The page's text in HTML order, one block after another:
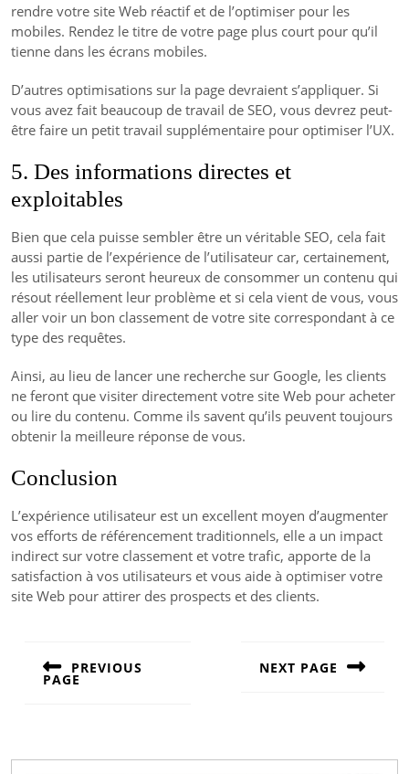
rendre votre site Web réactif et de l’optimiser pour les
mobiles. Rendez le titre de votre page plus court pour qu’il
tienne dans les écrans mobiles.
D’autres optimisations sur la page devraient s’appliquer. Si
vous avez fait beaucoup de travail de SEO, vous devrez peut-
être faire un petit travail supplémentaire pour optimiser l’UX.
5. Des informations directes et
exploitables
Bien que cela puisse sembler être un véritable SEO, cela fait
aussi partie de l’expérience de l’utilisateur car, certainement,
les utilisateurs seront heureux de consommer un contenu qui
résout réellement leur problème et si cela vient de vous, vous
aller voir un bon classement de votre site correspondant à ce
type des requêtes.
Ainsi, au lieu de lancer une recherche sur Google, les clients
ne feront que visiter directement votre site Web pour acheter
ou lire du contenu. Comme ils savent qu’ils peuvent toujours
obtenir la meilleure réponse de vous.
Conclusion
L’expérience utilisateur est un excellent moyen d’augmenter
vos efforts de référencement traditionnels, elle a un impact
indirect sur votre classement et votre trafic, apporte de la
satisfaction à vos utilisateurs et vous aide à optimiser votre
site Web pour attirer des prospects et des clients.
l’article
PREVIOUS
PAGE
NEXT PAGE